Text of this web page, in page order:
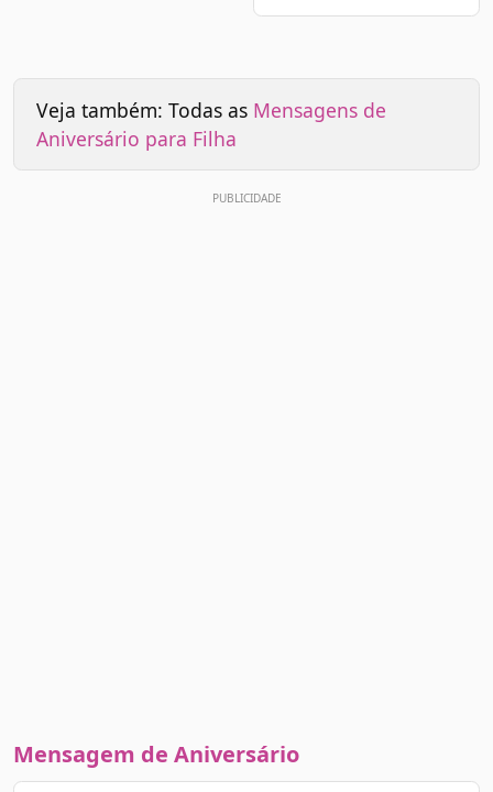
Veja também: Todas as Mensagens de
Aniversário para Filha
Mensagem de Aniversário